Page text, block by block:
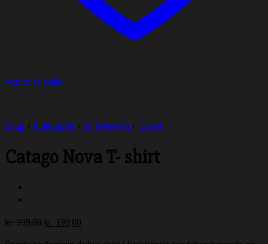
Add to Wishlist
Shop / Rideudstyr / Til Rytteren / Outlet
Catago Nova T- shirt
kr.399,00 Den
kr. 199,00